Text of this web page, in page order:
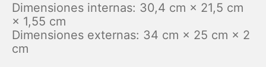
Dimensiones internas: 30,4 cm × 21,5 cm
× 1,55 cm
Dimensiones externas: 34 cm × 25 cm × 2
cm